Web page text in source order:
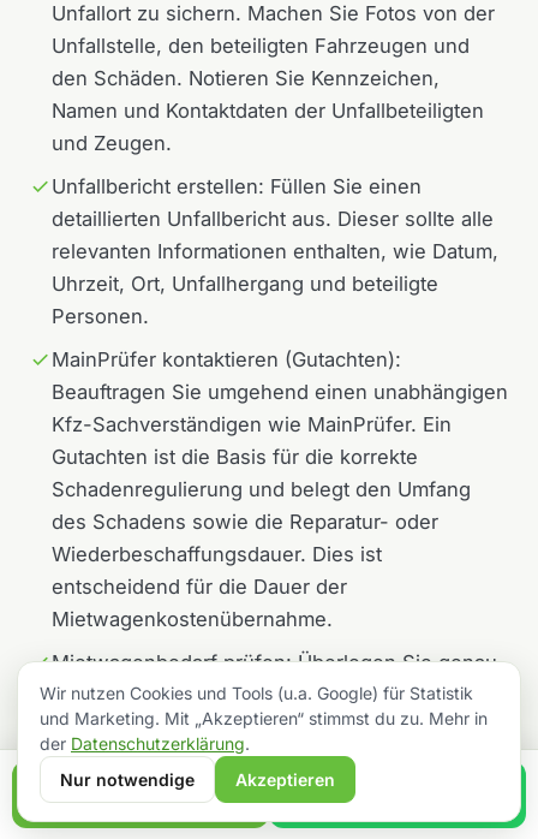
Unfallort zu sichern. Machen Sie Fotos von der
Unfallstelle, den beteiligten Fahrzeugen und
den Schäden. Notieren Sie Kennzeichen,
Namen und Kontaktdaten der Unfallbeteiligten
und Zeugen.
Unfallbericht erstellen: Füllen Sie einen
detaillierten Unfallbericht aus. Dieser sollte alle
relevanten Informationen enthalten, wie Datum,
Uhrzeit, Ort, Unfallhergang und beteiligte
Personen.
MainPrüfer kontaktieren (Gutachten):
Beauftragen Sie umgehend einen unabhängigen
Kfz-Sachverständigen wie MainPrüfer. Ein
Gutachten ist die Basis für die korrekte
Schadenregulierung und belegt den Umfang
des Schadens sowie die Reparatur- oder
Wiederbeschaffungsdauer. Dies ist
entscheidend für die Dauer der
Mietwagenkostenübernahme.
Mietwagenbedarf prüfen: Überlegen Sie genau,
ob Sie tatsächlich einen Mietwagen benötigen
oder ob die Nutzungsausfallentschädigung für
Sie die bessere Option ist. Berücksichtigen Sie
dabei Ihren tatsächlichen Nutzungswillen und -
bedarf.
Anrufen
Wir nutzen Cookies und Tools (u.a. Google) für Statistik
und Marketing. Mit „Akzeptieren“ stimmst du zu. Mehr in
der Datenschutzerklärung.
Nur notwendige
Akzeptieren